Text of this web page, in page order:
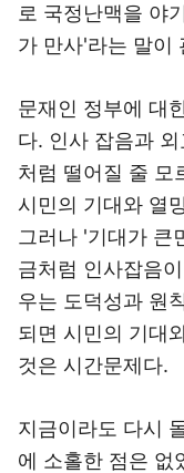
로 국정난맥을 야
가 만사'라는 말이
문재인 정부에 대
다. 인사 잡음과
처럼 떨어질 줄 모
시민의 기대와 열
그러나 '기대가 큰
금처럼 인사잡음
우는 도덕성과 원
되면 시민의 기대
것은 시간문제다.
지금이라도 다시
에 소홀한 점은 없